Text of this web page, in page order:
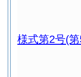
様式第2号(